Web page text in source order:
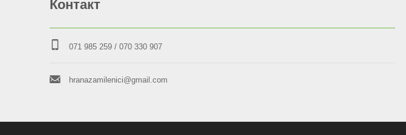
Контакт
071 985 259/ 070 330 907
hranazamilenici@gmail.com